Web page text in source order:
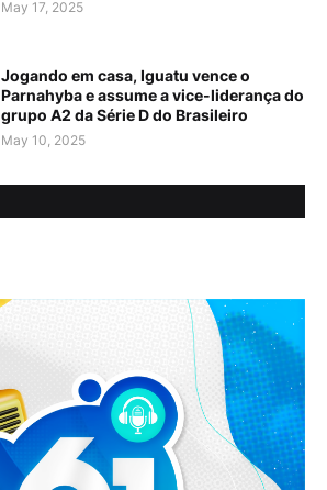
May 17, 2025
Jogando em casa, Iguatu vence o
Parnahyba e assume a vice-liderança do
grupo A2 da Série D do Brasileiro
May 10, 2025